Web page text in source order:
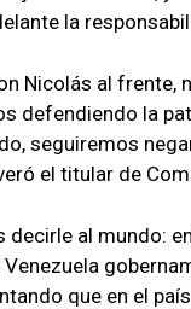
la
Nicolás al
defendiendo la
seguiremos
el titular de
al mundo:
Venezuela
que en el